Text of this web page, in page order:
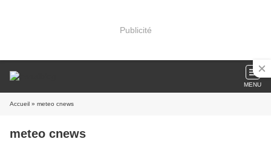
Publicité
MENU
Accueil » meteo cnews
meteo cnews